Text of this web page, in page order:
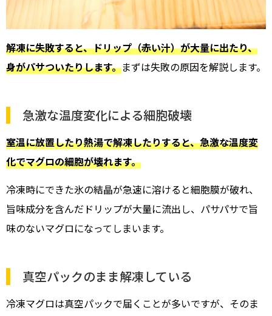
解凍に失敗すると、ドリップ（赤い汁）が大量に出たり、
身がパサついたりします。まずは失敗の原因を解説します。
急激な温度変化による細胞破壊
室温に放置したり熱湯で解凍したりすると、急激な温度変
化でマグロの細胞が壊れます。
冷凍時にできた氷の結晶が急速に溶けると細胞膜が破れ、
旨味成分を含んだドリップが大量に流出し、パサパサで旨
味のないマグロになってしまいます。
真空パックのまま解凍している
冷凍マグロは真空パックで届くことが多いですが、そのま